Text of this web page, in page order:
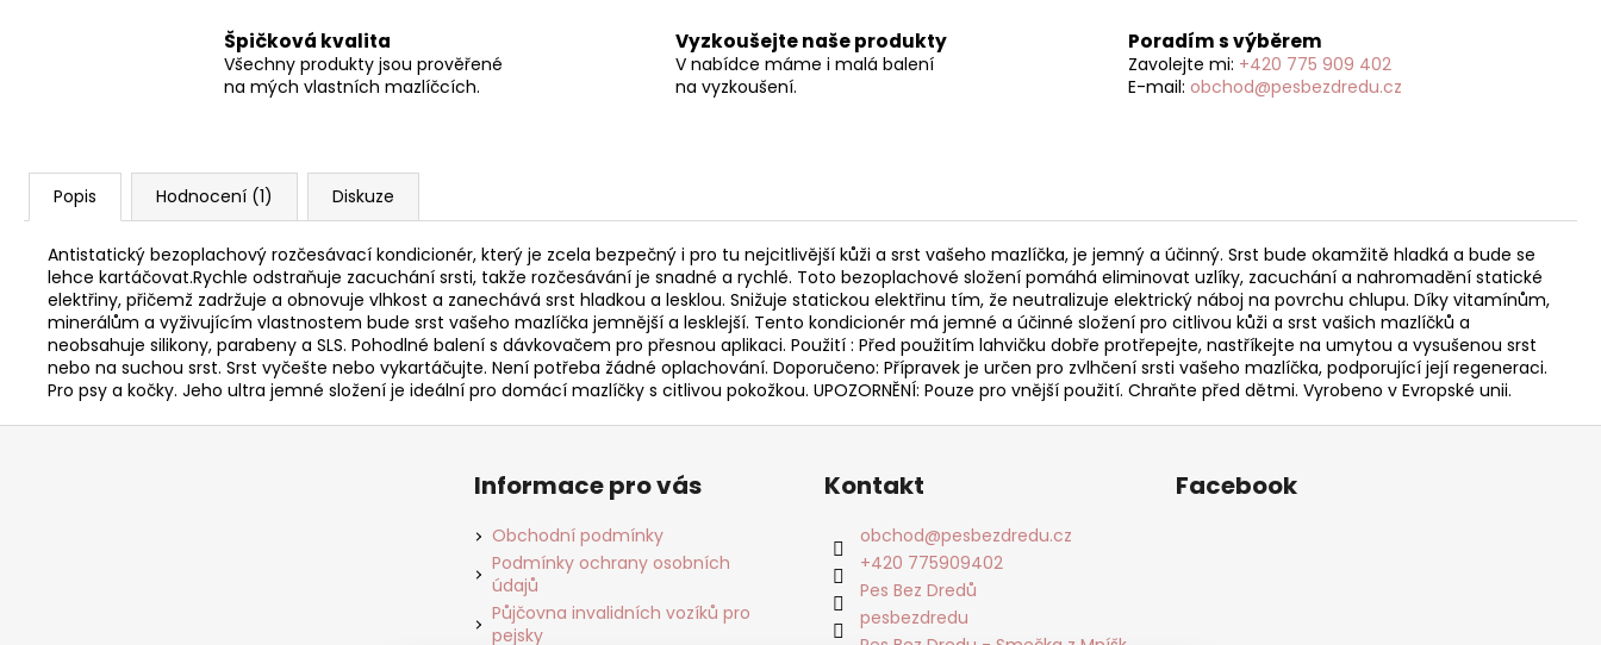
Špičková kvalita
Všechny produkty jsou prověřené
na mých vlastních mazlíčcích.
Vyzkoušejte naše produkty
V nabídce máme i malá balení
na vyzkoušení.
Poradím s výběrem
Zavolejte mi: +420 775 909 402
E-mail: obchod@pesbezdredu.cz
Popis Hodnocení (1) Diskuze
Antistatický bezoplachový rozčesávací kondicionér, který je zcela bezpečný i pro tu nejcitlivější kůži a srst vašeho mazlíčka, je jemný a účinný. Srst bude okamžitě hladká a bude se
lehce kartáčovat.Rychle odstraňuje zacuchání srsti, takže rozčesávání je snadné a rychlé. Toto bezoplachové složení pomáhá eliminovat uzlíky, zacuchání a nahromadění statické
elektřiny, přičemž zadržuje a obnovuje vlhkost a zanechává srst hladkou a lesklou. Snižuje statickou elektřinu tím, že neutralizuje elektrický náboj na povrchu chlupu. Díky vitamínům,
minerálům a vyživujícím vlastnostem bude srst vašeho mazlíčka jemnější a lesklejší. Tento kondicionér má jemné a účinné složení pro citlivou kůži a srst vašich mazlíčků a
neobsahuje silikony, parabeny a SLS. Pohodlné balení s dávkovačem pro přesnou aplikaci. Použití : Před použitím lahvičku dobře protřepejte, nastříkejte na umytou a vysušenou srst
nebo na suchou srst. Srst vyčešte nebo vykartáčujte. Není potřeba žádné oplachování. Doporučeno: Přípravek je určen pro zvlhčení srsti vašeho mazlíčka, podporující její regeneraci.
Pro psy a kočky. Jeho ultra jemné složení je ideální pro domácí mazlíčky s citlivou pokožkou. UPOZORNĚNÍ: Pouze pro vnější použití. Chraňte před dětmi. Vyrobeno v Evropské unii.
Z
Informace pro vás
Obchodní podmínky
Podmínky ochrany osobních
údajů
Půjčovna invalidních vozíků pro
pejsky
Kontakt
obchod@pesbezdredu.cz
+420 775909402
Pes Bez Dredů
pesbezdredu
Facebook